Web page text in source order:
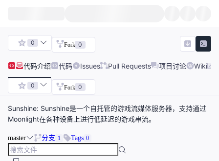
0 Fork 0
代码介绍 代码 Issues Pull Requests 项目讨论 Wiki
0 Fork 0
Sunshine: Sunshine是一个自托管的游戏流媒体服务器，支持通过
Moonlight在各种设备上进行低延迟的游戏串流。
master 分支 1 Tags 0